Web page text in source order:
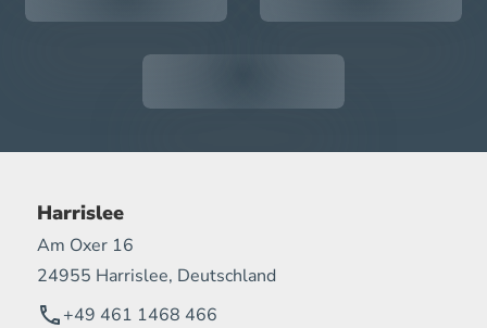
Harrislee
Am Oxer 16
24955 Harrislee, Deutschland
+49 461 1468 466